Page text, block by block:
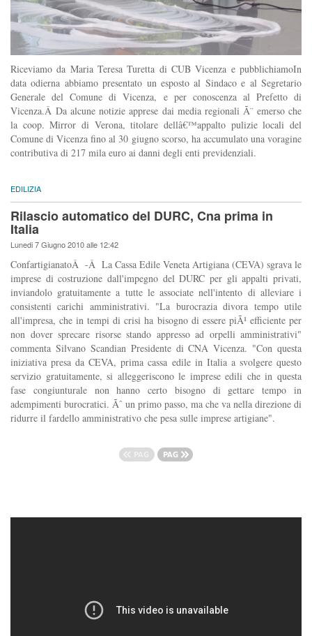
Riceviamo da Maria Teresa Turetta di CUB Vicenza e pubblichiamoIn
data odierna abbiamo presentato un esposto al Sindaco e al Segretario
Generale del Comune di Vicenza, e per conoscenza al Prefetto di
Vicenza.Â Da alcune notizie apprese dai media regionali Ã¨ emerso che
la coop. Mirror di Verona, titolare dellâ€™appalto pulizie locali del
Comune di Vicenza fino al 30 giugno scorso, ha accumulato una voragine
contributiva di 217 mila euro ai danni degli enti previdenziali.
EDILIZIA
Rilascio automatico del DURC, Cna prima in
Italia
Lunedi 7 Giugno 2010 alle 12:42
ConfartigianatoÂ -Â La Cassa Edile Veneta Artigiana (CEVA) sgrava le
imprese di costruzione dall'impegno del DURC per gli appalti privati,
inviandolo gratuitamente a tutte le associate nell'intento di alleviare i
consistenti carichi amministrativi. "La burocrazia divora tempo utile
all'impresa, che in tempi di crisi ha bisogno di essere piÃ¹ efficiente per
non dover sprecare risorse stando appresso ad orpelli amministrativi"
commenta Silvano Scandian Presidente di CNA Vicenza. "Con questa
iniziativa presa da CEVA, prima cassa edile in Italia a svolgere questo
servizio gratuitamente, si alleggeriscono le imprese edili che in questa
fase congiunturale non hanno certo bisogno di gettare tempo in
adempimenti burocratici. Ãˆ un primo passo, ma che va nella direzione di
ridurre il fardello amministrativo che pesa sulle imprese artigiane".